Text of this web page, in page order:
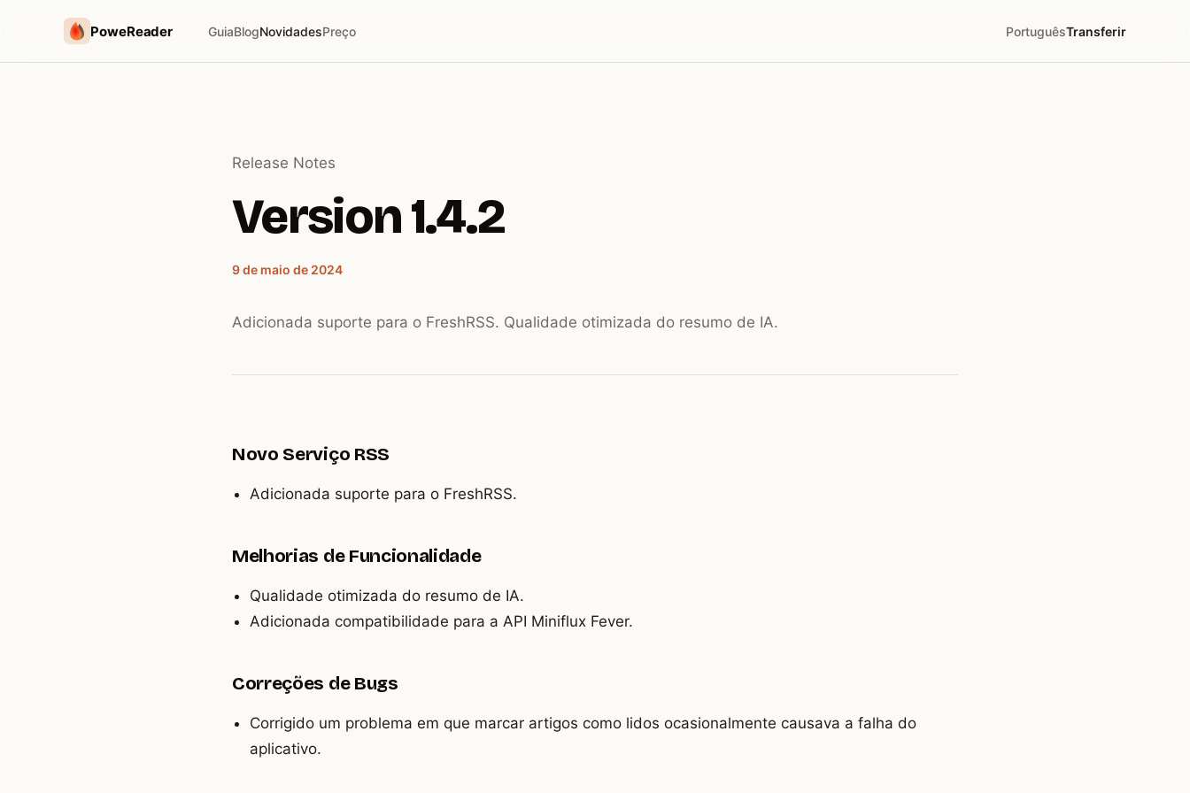
PoweReader GuiaBlogNovidadesPreço PortuguêsTransferir
Release Notes
Version 1.4.2
9 de maio de 2024
Adicionada suporte para o FreshRSS. Qualidade otimizada do resumo de IA.
Novo Serviço RSS
Adicionada suporte para o FreshRSS.
Melhorias de Funcionalidade
Qualidade otimizada do resumo de IA.
Adicionada compatibilidade para a API Miniflux Fever.
Correções de Bugs
Corrigido um problema em que marcar artigos como lidos ocasionalmente causava a falha do
aplicativo.